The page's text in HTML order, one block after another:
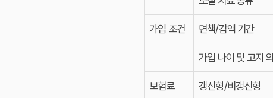
가입 조건 면책/감액 기간
가입 나이 및 고지
보험료 갱신형/비갱신형